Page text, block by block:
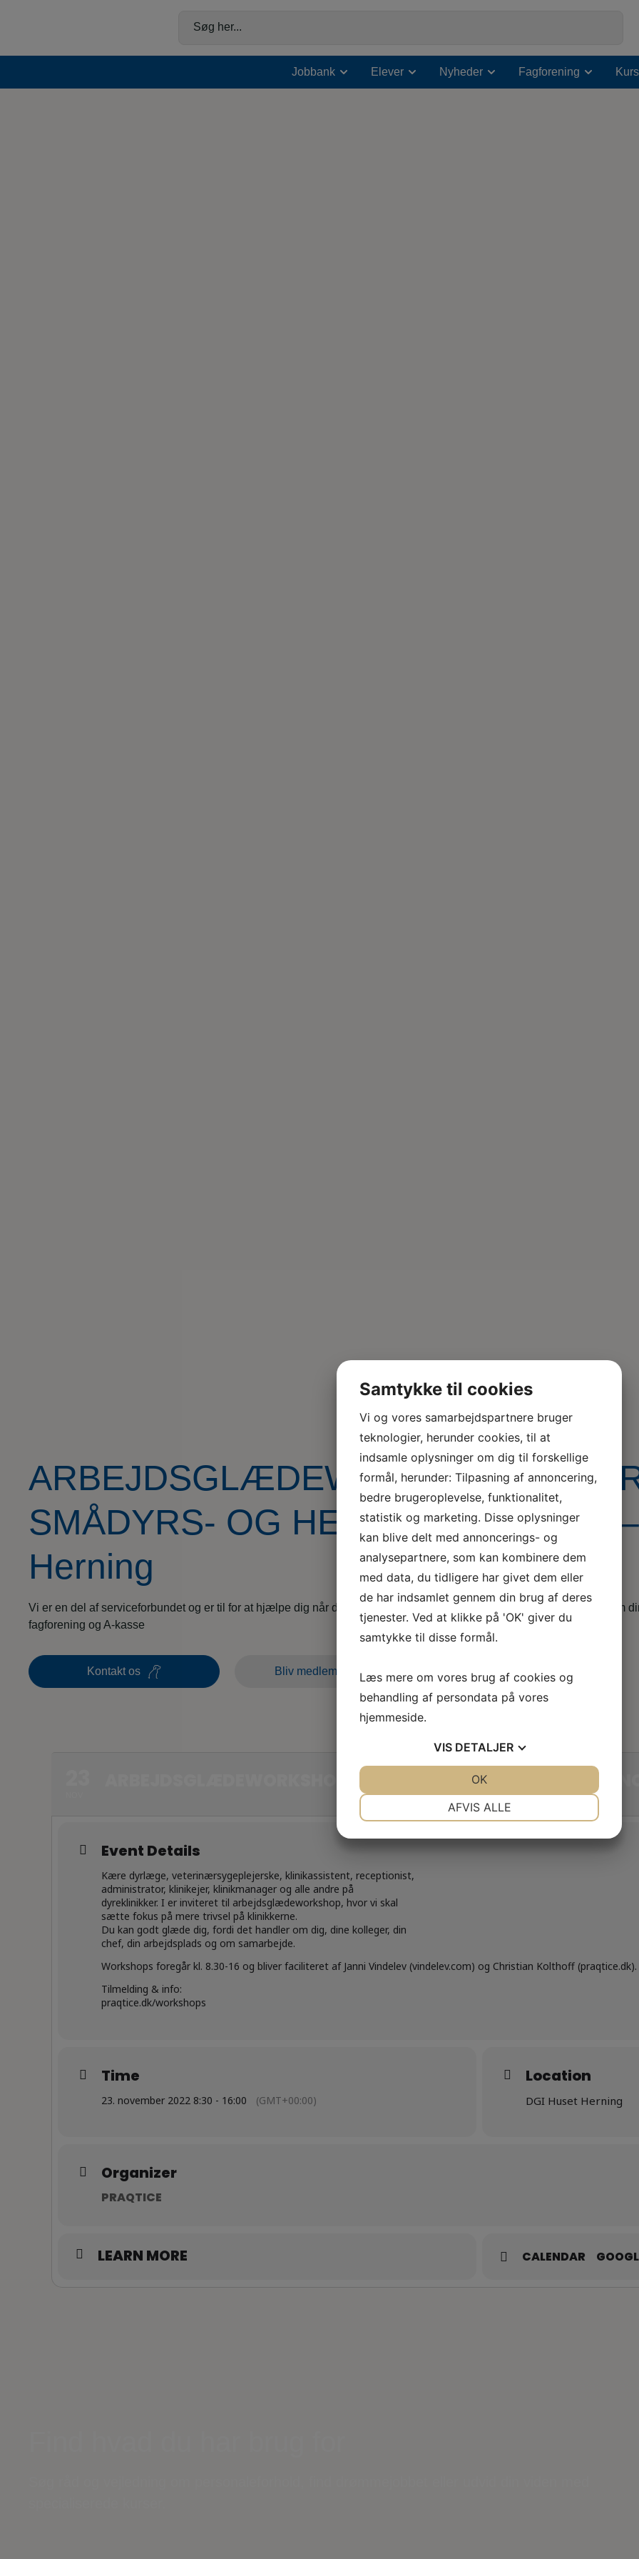
Søg her...
Jobbank Elever Nyheder Fagforening
ARBEJDSGLÆDEWORKSHOPS
SMÅDYRS- OG HESTEBRANCHEN –
Herning
Vi er en del af serviceforbundet og er til for at hjælpe dig når du er i tvivl, skal skal godt videre eller søger nyt, både som
fagforening og A-kasse
Kontakt os Bliv medlem i dag
ARBEJDSGLÆDEWORKSHOPS FOR SMÅDYRS- OG
Event Details
Kære dyrlæge, veterinærsygeplejerske, klinikassistent, receptionist,
administrator, klinikejer, klinikmanager og alle andre på
dyreklinikker. I er inviteret til arbejdsglædeworkshop, hvor vi skal
sætte fokus på mere trivsel på klinikkerne.
Du kan godt glæde dig, fordi det handler om dig, dine kolleger, din
chef, din arbejdsplads og om samarbejde.
Workshops foregår kl. 8.30-16 og bliver faciliteret af Janni Vindelev (vindelev.com) og Christian Kolthoff (praqtice.dk).
Tilmelding & info:
praqtice.dk/workshops
Time
23. november 2022 8:30 - 16:00 (GMT+00:00)
Location
DGI Huset Herning
Organizer
PRAQTICE
LEARN MORE CALENDAR
Samtykke til cookies
Vi og vores samarbejdspartnere bruger
teknologier, herunder cookies, til at
indsamle oplysninger om dig til forskellige
formål, herunder: Tilpasning af annoncering,
bedre brugeroplevelse, funktionalitet,
statistik og marketing. Disse oplysninger
kan blive delt med annoncerings- og
analysepartnere, som kan kombinere dem
med data, du tidligere har givet dem eller
de har indsamlet gennem din brug af deres
tjenester. Ved at klikke på 'OK' giver du
samtykke til disse formål.
Læs mere om vores brug af cookies og
behandling af persondata på vores
hjemmeside.
VIS DETALJER
AFVIS ALLE
OK